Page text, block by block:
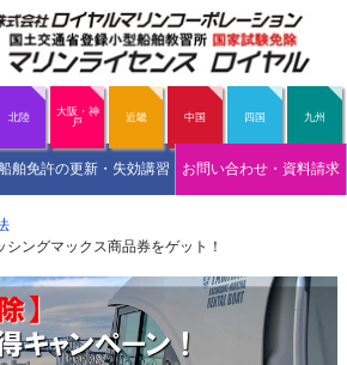
北陸
大阪・神
戸
近畿 中国 四国 九州
舶免許の更新・失効講習 お問い合わせ・資料請求
ングマックス商品券をゲット！